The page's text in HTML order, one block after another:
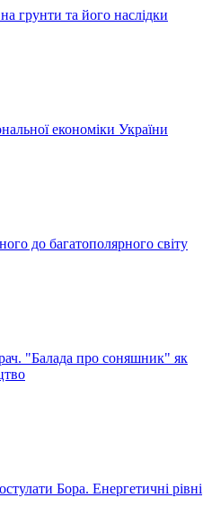
грунти та його наслідки
економіки України
до багатополярного світу
"Балада про соняшник" як
Бора. Енергетичні рівні